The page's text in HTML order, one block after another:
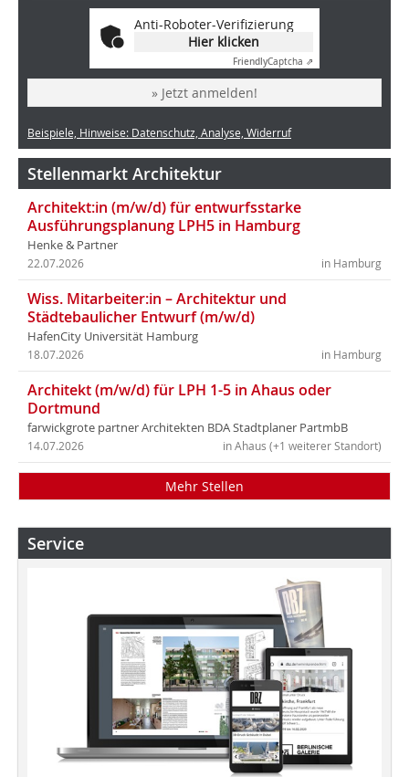
Anti-Roboter-Verifizierung
Hier klicken
FriendlyCaptcha ⇗
» Jetzt anmelden!
Beispiele, Hinweise: Datenschutz, Analyse, Widerruf
Stellenmarkt Architektur
Architekt:in (m/w/d) für entwurfsstarke
Ausführungsplanung LPH5 in Hamburg
Henke & Partner
in Hamburg
22.07.2026
Wiss. Mitarbeiter:in – Architektur und
Städtebaulicher Entwurf (m/w/d)
HafenCity Universität Hamburg
in Hamburg
18.07.2026
Architekt (m/w/d) für LPH 1-5 in Ahaus oder
Dortmund
farwickgrote partner Architekten BDA Stadtplaner PartmbB
in Ahaus (+1 weiterer Standort)
14.07.2026
Mehr Stellen
Service